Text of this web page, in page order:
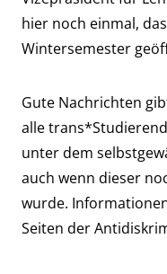
hier noch einmal,
Wintersemester
Gute Nachrichten
alle
unter dem
auch wenn dieser
wurde.
Seiten der